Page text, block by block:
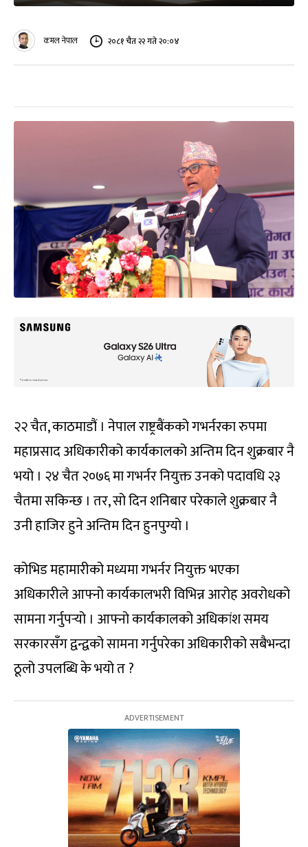
कमल नेपाल २०८१ चैत २२ गते २०:०४
२२ चैत, काठमाडौं । नेपाल राष्ट्रबैंकको गभर्नरका रुपमा
महाप्रसाद अधिकारीको कार्यकालको अन्तिम दिन शुक्रबार नै
भयो । २४ चैत २०७६ मा गभर्नर नियुक्त उनको पदावधि २३
चैतमा सकिन्छ । तर, सो दिन शनिबार परेकाले शुक्रबार नै
उनी हाजिर हुने अन्तिम दिन हुनपुग्यो ।
कोभिड महामारीको मध्यमा गभर्नर नियुक्त भएका
अधिकारीले आफ्नो कार्यकालभरी विभिन्न आरोह अवरोधको
सामना गर्नुपर्‍यो । आफ्नो कार्यकालको अधिकांश समय
सरकारसँग द्वन्द्वको सामना गर्नुपरेका अधिकारीको सबैभन्दा
ठूलो उपलब्धि के भयो त ?